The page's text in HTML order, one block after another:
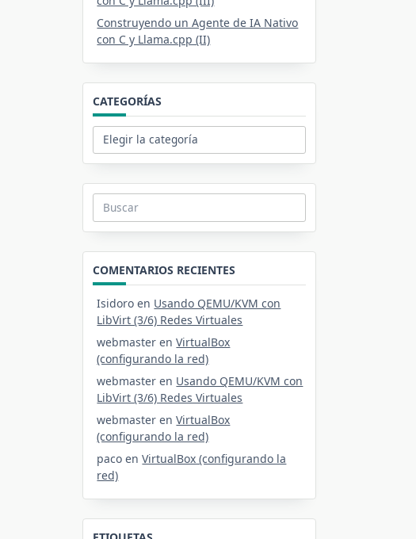
Construyendo un Agente de IA Nativo
con C y Llama.cpp (II)
CATEGORÍAS
Categorías
Buscar:
COMENTARIOS RECIENTES
Isidoro en Usando QEMU/KVM con
LibVirt (3/6) Redes Virtuales
webmaster enVirtualBox
(configurando la red)
webmaster en Usando QEMU/KVM con
LibVirt (3/6) Redes Virtuales
webmaster enVirtualBox
(configurando la red)
paco enVirtualBox (configurando la
red)